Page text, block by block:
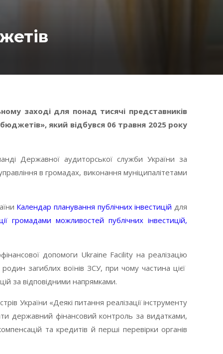
заході для понад тисячі представників
який відбувся 06 травня 2025 року
Державної аудиторської служби України за
в громадах, виконання муніципалітетами
Календар планування публічних інвестицій для
громадами можливостей публічних інвестицій,
допомоги Ukraine Facility на реалізацію
загиблих воїнів ЗСУ, при чому частина цієї
за відповідними напрямками.
України «Деякі питання реалізації інструменту
державний фінансовий контроль за видатками,
та кредитів й перші перевірки органів